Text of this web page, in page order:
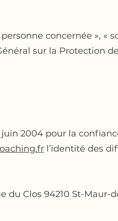
concernée », «
sur la Protection
2004 pour la
l’identité des
du Clos 94210 St-Maur-